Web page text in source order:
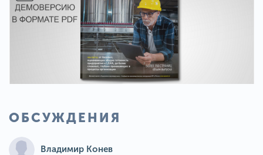
ОБСУЖДЕНИЯ
Владимир Конев